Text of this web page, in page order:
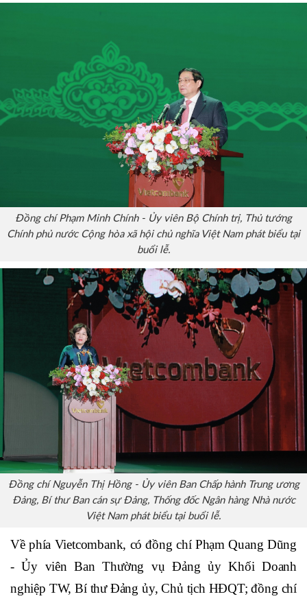
Chính phủ nước Cộng hòa xã hội chủ nghĩa Việt Nam (thứ 4 từ phải
sang) trao tặng Bằng khen và cờ danh hiệu Anh hùng Lao động cho
lãnh đạo Vietcombank.
Đồng chí Phạm Minh Chính - Ủy viên Bộ Chính trị, Thủ tướng
Chính phủ nước Cộng hòa xã hội chủ nghĩa Việt Nam phát biểu tại
buổi lễ.
Đảng, Bí thư Ban cán sự Đảng, Thống đốc Ngân hàng Nhà nước